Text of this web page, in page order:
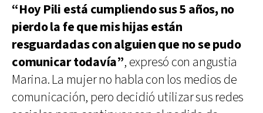
“Hoy Pili está cumpliendo sus 5 años, no
pierdo la fe que mis hijas están
resguardadas con alguien que no se pudo
comunicar todavía”, expresó con angustia
Marina. La mujer no habla con los medios de
comunicación, pero decidió utilizar sus redes